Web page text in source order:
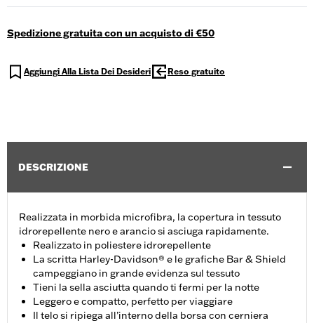
Spedizione gratuita con un acquisto di €50
Aggiungi Alla Lista Dei Desideri Reso gratuito
DESCRIZIONE
Realizzata in morbida microfibra, la copertura in tessuto
idrorepellente nero e arancio si asciuga rapidamente.
Realizzato in poliestere idrorepellente
La scritta Harley-Davidson® e le grafiche Bar & Shield
campeggiano in grande evidenza sul tessuto
Tieni la sella asciutta quando ti fermi per la notte
Leggero e compatto, perfetto per viaggiare
Il telo si ripiega all’interno della borsa con cerniera